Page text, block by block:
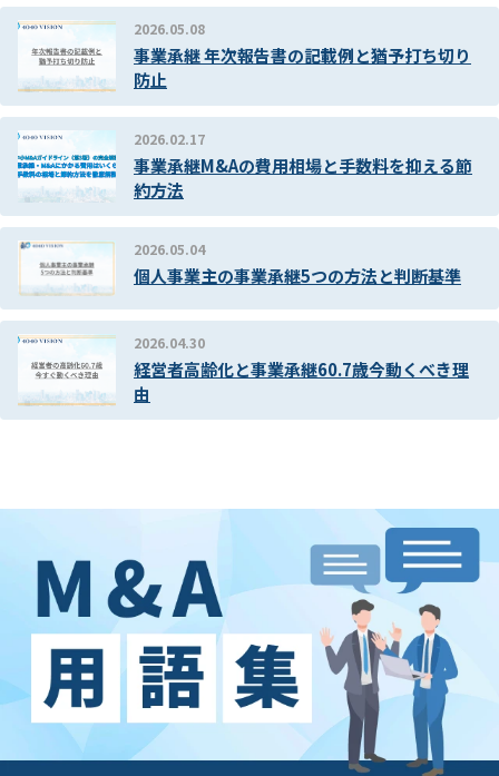
2026.05.08
事業承継 年次報告書の記載例と猶予打ち切り
防止
2026.02.17
事業承継M&Aの費用相場と手数料を抑える節
約方法
2026.05.04
個人事業主の事業承継5つの方法と判断基準
2026.04.30
経営者高齢化と事業承継60.7歳今動くべき理
由